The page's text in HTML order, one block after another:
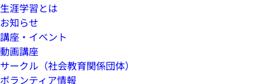
生涯学習とは
お知らせ
講座・イベント
動画講座
サークル（社会教育関係団体）
ボランティア情報